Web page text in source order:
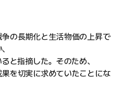
の長期化と生活物価の上昇で
と指摘した。そのため、
を切実に求めていたことにな